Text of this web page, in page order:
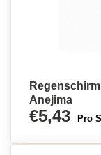
Anejima
€5,43 Pro